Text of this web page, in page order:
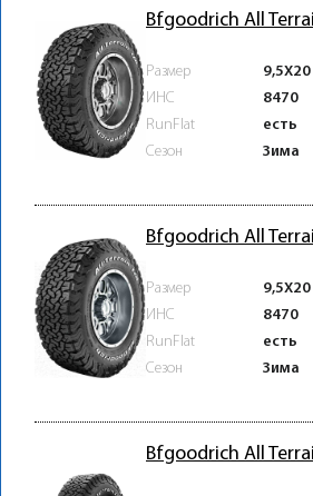
Bfgoodrich All
Размер
9,5X20
ИНС
8470
RunFlat
есть
Сезон
Зима
Bfgoodrich All
Размер
9,5X20
ИНС
8470
RunFlat
есть
Сезон
Зима
Bfgoodrich All